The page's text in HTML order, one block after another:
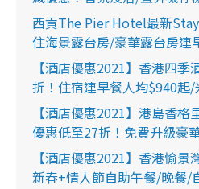
西貢The Pier Hotel最新
住海景露台房/豪華露台房連
【酒店優惠2021】香港四季
折！住宿連早餐人均$940起
【酒店優惠2021】港島香
優惠低至27折！免費升級豪
【酒店優惠2021】香港愉景
新春+情人節自助午餐/晚餐/